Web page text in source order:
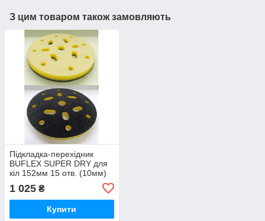
З цим товаром також замовляють
Підкладка-перехідник
BUFLEX SUPER DRY для
кіл 152мм 15 отв. (10мм)
1 025 ₴
Купити